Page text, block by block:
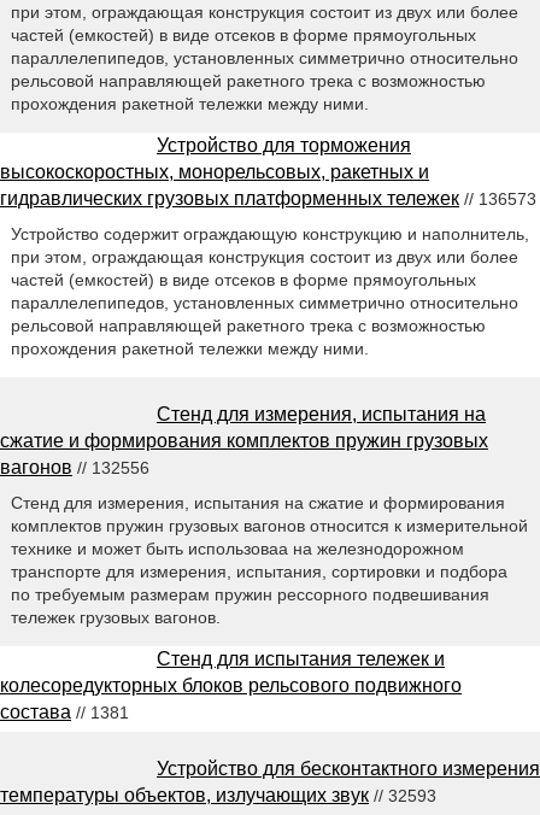
при этом, ограждающая конструкция состоит из двух или более
частей (емкостей) в виде отсеков в форме прямоугольных
параллелепипедов, установленных симметрично относительно
рельсовой направляющей ракетного трека с возможностью
прохождения ракетной тележки между ними.
Устройство для торможения
высокоскоростных, монорельсовых, ракетных и
гидравлических грузовых платформенных тележек // 136573
Устройство содержит ограждающую конструкцию и наполнитель,
при этом, ограждающая конструкция состоит из двух или более
частей (емкостей) в виде отсеков в форме прямоугольных
параллелепипедов, установленных симметрично относительно
рельсовой направляющей ракетного трека с возможностью
прохождения ракетной тележки между ними.
Стенд для измерения, испытания на
сжатие и формирования комплектов пружин грузовых
вагонов // 132556
Стенд для измерения, испытания на сжатие и формирования
комплектов пружин грузовых вагонов относится к измерительной
технике и может быть использоваа на железнодорожном
транспорте для измерения, испытания, сортировки и подбора
по требуемым размерам пружин рессорного подвешивания
тележек грузовых вагонов.
Стенд для испытания тележек и
колесоредукторных блоков рельсового подвижного
состава // 1381
Устройство для бесконтактного измерения
температуры объектов, излучающих звук // 32593